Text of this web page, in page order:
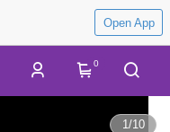
Open App
0
1/10